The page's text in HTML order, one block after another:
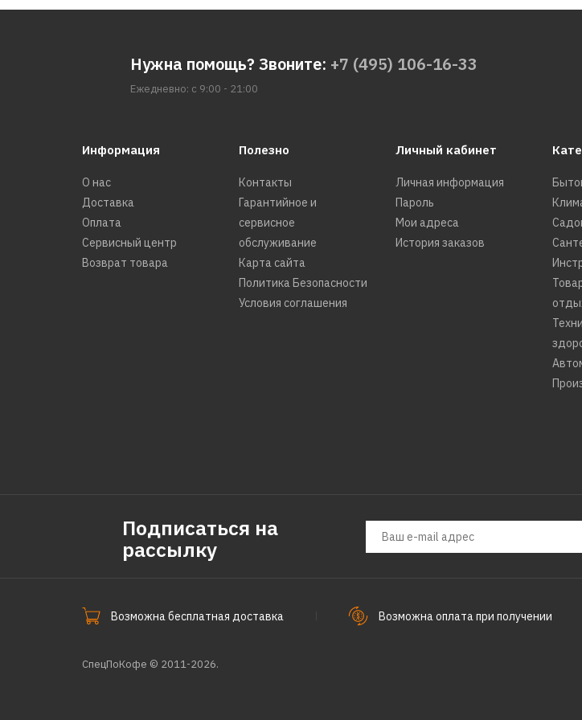
AQUAGRANITEX
черный
Нужна помощь? Звоните: +7 (495) 106-16-33
Ежедневно: с 9:00 - 21:00
Информация
О нас
Доставка
Оплата
Сервисный центр
Возврат товара
Полезно
Контакты
Гарантийное и
сервисное
обслуживание
Карта сайта
Политика Безопасности
Условия соглашения
Личный кабинет
Личная информация
Пароль
Мои адреса
История заказов
Подписаться на
рассылку
Возможна бесплатная доставка Возможна оплата при получении
СпецПоКофе © 2011-2026.